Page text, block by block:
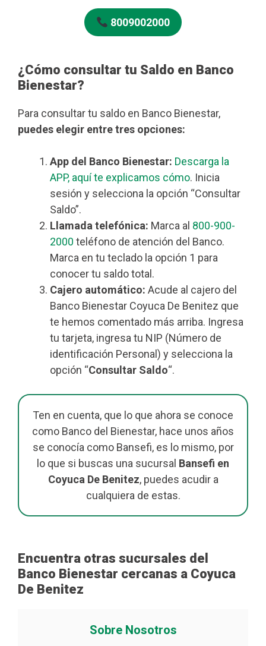
8009002000
¿Cómo consultar tu Saldo en Banco
Bienestar?
Para consultar tu saldo en Banco Bienestar,
puedes elegir entre tres opciones:
App del Banco Bienestar: Descarga la
APP, aquí te explicamos cómo. Inicia
sesión y selecciona la opción “Consultar
Saldo”.
Llamada telefónica: Marca al 800-900-
2000 teléfono de atención del Banco.
Marca en tu teclado la opción 1 para
conocer tu saldo total.
Cajero automático: Acude al cajero del
Banco Bienestar Coyuca De Benitez que
te hemos comentado más arriba. Ingresa
tu tarjeta, ingresa tu NIP (Número de
identificación Personal) y selecciona la
opción “Consultar Saldo“.
Ten en cuenta, que lo que ahora se conoce
como Banco del Bienestar, hace unos años
se conocía como Bansefi, es lo mismo, por
lo que si buscas una sucursal Bansefi en
Coyuca De Benitez, puedes acudir a
cualquiera de estas.
Encuentra otras sucursales del
Banco Bienestar cercanas a Coyuca
De Benitez
Sobre Nosotros